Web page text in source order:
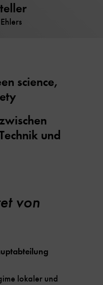
science,
und
von
lokaler und